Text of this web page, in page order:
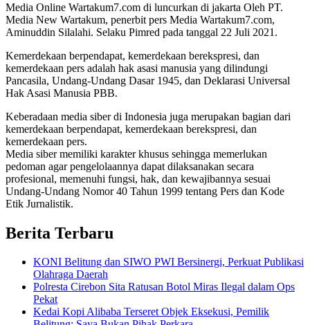
Media Online Wartakum7.com di luncurkan di jakarta Oleh PT.
Media New Wartakum, penerbit pers Media Wartakum7.com,
Aminuddin Silalahi. Selaku Pimred pada tanggal 22 Juli 2021.
Kemerdekaan berpendapat, kemerdekaan berekspresi, dan
kemerdekaan pers adalah hak asasi manusia yang dilindungi
Pancasila, Undang-Undang Dasar 1945, dan Deklarasi Universal
Hak Asasi Manusia PBB.
Keberadaan media siber di Indonesia juga merupakan bagian dari
kemerdekaan berpendapat, kemerdekaan berekspresi, dan
kemerdekaan pers.
Media siber memiliki karakter khusus sehingga memerlukan
pedoman agar pengelolaannya dapat dilaksanakan secara
profesional, memenuhi fungsi, hak, dan kewajibannya sesuai
Undang-Undang Nomor 40 Tahun 1999 tentang Pers dan Kode
Etik Jurnalistik.
Berita Terbaru
KONI Belitung dan SIWO PWI Bersinergi, Perkuat Publikasi
Olahraga Daerah
Polresta Cirebon Sita Ratusan Botol Miras Ilegal dalam Ops
Pekat
Kedai Kopi Alibaba Terseret Objek Eksekusi, Pemilik